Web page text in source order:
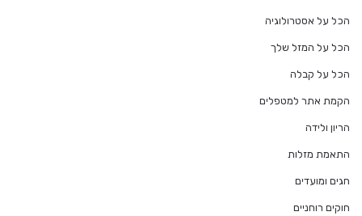
הכל על אסטרולוגיה
הכל על המזל שלך
הכל על קבלה
הקמת אתר למטפלים
הריון ולידה
התאמת מזלות
חגים ומועדים
חוקים רוחניים